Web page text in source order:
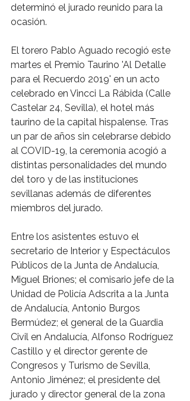
determinó el jurado reunido para la
ocasión.
El torero Pablo Aguado recogió este
martes el Premio Taurino 'Al Detalle
para el Recuerdo 2019' en un acto
celebrado en Vincci La Rábida (Calle
Castelar 24, Sevilla), el hotel más
taurino de la capital hispalense. Tras
un par de años sin celebrarse debido
al COVID-19, la ceremonia acogió a
distintas personalidades del mundo
del toro y de las instituciones
sevillanas además de diferentes
miembros del jurado.
Entre los asistentes estuvo el
secretario de Interior y Espectáculos
Públicos de la Junta de Andalucía,
Miguel Briones; el comisario jefe de la
Unidad de Policía Adscrita a la Junta
de Andalucía, Antonio Burgos
Bermúdez; el general de la Guardia
Civil en Andalucía, Alfonso Rodríguez
Castillo y el director gerente de
Congresos y Turismo de Sevilla,
Antonio Jiménez; el presidente del
jurado y director general de la zona